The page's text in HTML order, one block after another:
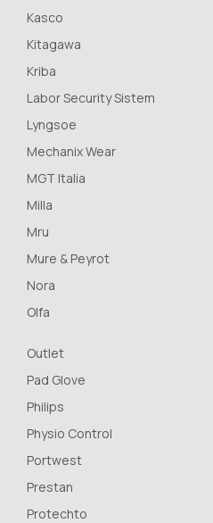
Kasco
Kitagawa
Kriba
Labor Security Sistem
Lyngsoe
Mechanix Wear
MGT Italia
Milla
Mru
Mure & Peyrot
Nora
Olfa
Outlet
Pad Glove
Philips
Physio Control
Portwest
Prestan
Protechto